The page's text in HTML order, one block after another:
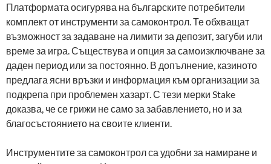
Платформата осигурява на българските потребители
комплект от инструменти за самоконтрол. Те обхващат
възможност за задаване на лимити за депозит, загуби или
време за игра. Съществува и опция за самоизключване за
даден период или за постоянно. В допълнение, казиното
предлага ясни връзки и информация към организации за
подкрепа при проблемен хазарт. С тези мерки Stake
доказва, че се грижи не само за забавлението, но и за
благосъстоянието на своите клиенти.
Инструментите за самоконтрол са удобни за намиране и